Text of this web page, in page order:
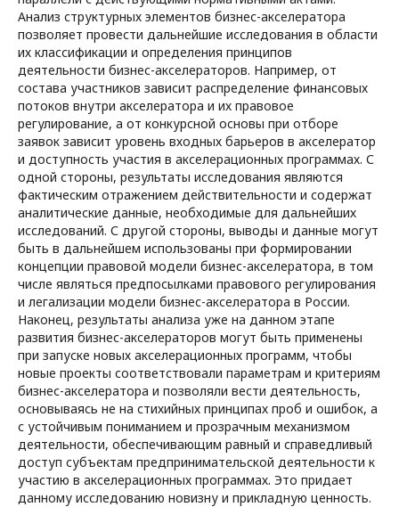
Анализ структурных элементов бизнес-акселератора
позволяет провести дальнейшие исследования в области
их классификации и определения принципов
деятельности бизнес-акселераторов. Например, от
состава участников зависит распределение финансовых
потоков внутри акселератора и их правовое
регулирование, а от конкурсной основы при отборе
заявок зависит уровень входных барьеров в акселератор
и доступность участия в акселерационных программах. С
одной стороны, результаты исследования являются
фактическим отражением действительности и содержат
аналитические данные, необходимые для дальнейших
исследований. С другой стороны, выводы и данные могут
быть в дальнейшем использованы при формировании
концепции правовой модели бизнес-акселератора, в том
числе являться предпосылками правового регулирования
и легализации модели бизнес-акселератора в России.
Наконец, результаты анализа уже на данном этапе
развития бизнес-акселераторов могут быть применены
при запуске новых акселерационных программ, чтобы
новые проекты соответствовали параметрам и критериям
бизнес-акселератора и позволяли вести деятельность,
основываясь не на стихийных принципах проб и ошибок, а
с устойчивым пониманием и прозрачным механизмом
деятельности, обеспечивающим равный и справедливый
доступ субъектам предпринимательской деятельности к
участию в акселерационных программах. Это придает
данному исследованию новизну и прикладную ценность.